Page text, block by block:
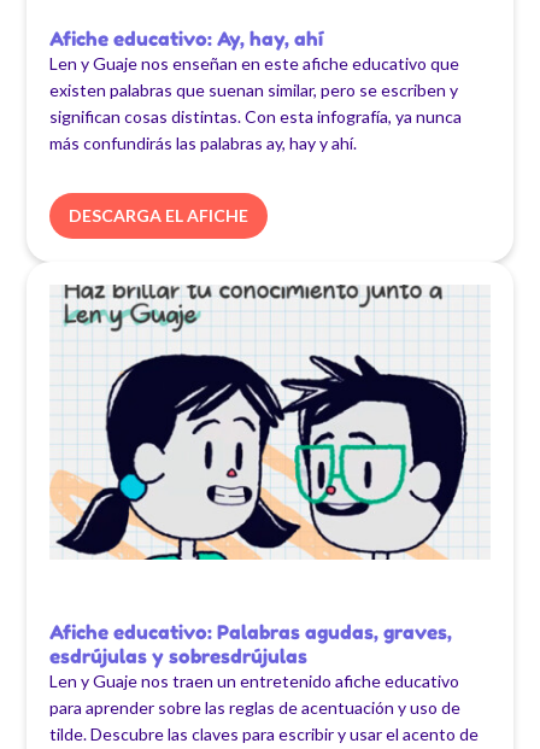
Afiche educativo: Ay, hay, ahí
Len y Guaje nos enseñan en este afiche educativo que
existen palabras que suenan similar, pero se escriben y
significan cosas distintas. Con esta infografía, ya nunca
más confundirás las palabras ay, hay y ahí.
DESCARGA EL AFICHE
Afiche educativo: Palabras agudas, graves,
esdrújulas y sobresdrújulas
Len y Guaje nos traen un entretenido afiche educativo
para aprender sobre las reglas de acentuación y uso de
tilde. Descubre las claves para escribir y usar el acento de